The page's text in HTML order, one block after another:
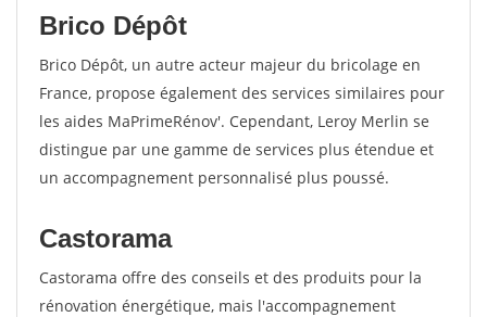
Brico Dépôt
Brico Dépôt, un autre acteur majeur du bricolage en
France, propose également des services similaires pour
les aides MaPrimeRénov'. Cependant, Leroy Merlin se
distingue par une gamme de services plus étendue et
un accompagnement personnalisé plus poussé.
Castorama
Castorama offre des conseils et des produits pour la
rénovation énergétique, mais l'accompagnement